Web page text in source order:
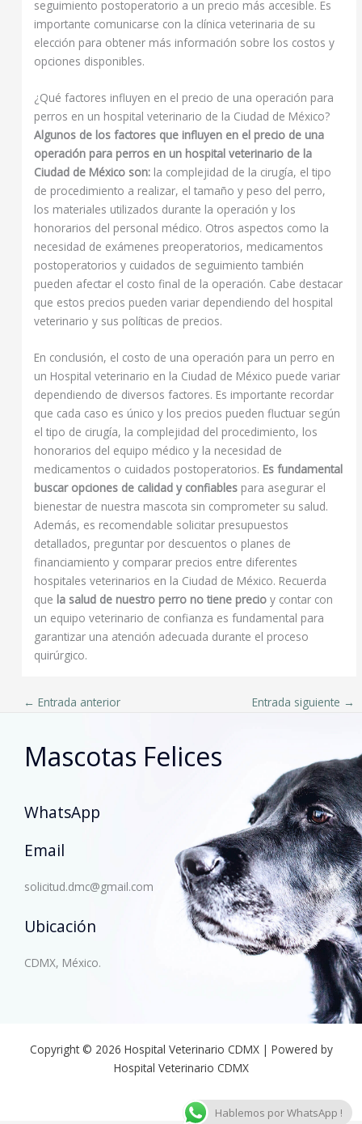
seguimiento postoperatorio a un precio más accesible. Es
importante comunicarse con la clínica veterinaria de su
elección para obtener más información sobre los costos y
opciones disponibles.
¿Qué factores influyen en el precio de una operación para
perros en un hospital veterinario de la Ciudad de México?
Algunos de los factores que influyen en el precio de una
operación para perros en un hospital veterinario de la
Ciudad de México son: la complejidad de la cirugía, el tipo
de procedimiento a realizar, el tamaño y peso del perro,
los materiales utilizados durante la operación y los
honorarios del personal médico. Otros aspectos como la
necesidad de exámenes preoperatorios, medicamentos
postoperatorios y cuidados de seguimiento también
pueden afectar el costo final de la operación. Cabe destacar
que estos precios pueden variar dependiendo del hospital
veterinario y sus políticas de precios.
En conclusión, el costo de una operación para un perro en
un Hospital veterinario en la Ciudad de México puede variar
dependiendo de diversos factores. Es importante recordar
que cada caso es único y los precios pueden fluctuar según
el tipo de cirugía, la complejidad del procedimiento, los
honorarios del equipo médico y la necesidad de
medicamentos o cuidados postoperatorios. Es fundamental
buscar opciones de calidad y confiables para asegurar el
bienestar de nuestra mascota sin comprometer su salud.
Además, es recomendable solicitar presupuestos
detallados, preguntar por descuentos o planes de
financiamiento y comparar precios entre diferentes
hospitales veterinarios en la Ciudad de México. Recuerda
que la salud de nuestro perro no tiene precio y contar con
un equipo veterinario de confianza es fundamental para
garantizar una atención adecuada durante el proceso
quirúrgico.
← Entrada anterior Entrada siguiente →
Mascotas Felices
WhatsApp
Email
solicitud.dmc@gmail.com
Ubicación
CDMX, México.
Copyright © 2026 Hospital Veterinario CDMX | Powered by
Hospital Veterinario CDMX
Hablemos por WhatsApp !